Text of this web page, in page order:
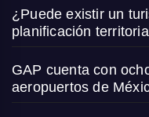
¿Puede existir un
planificación
GAP cuenta con
aeropuertos de